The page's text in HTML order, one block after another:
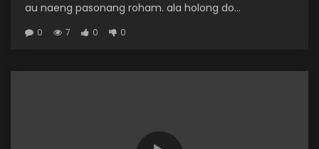
au naeng pasonang roham. ala holong do...
0 7 0 0